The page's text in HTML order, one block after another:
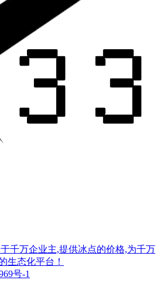
千万企业主,提供冰点的价格,为千万
生态化平台！
号-1